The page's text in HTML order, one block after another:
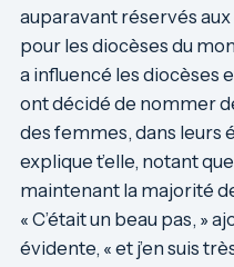
auparavant réservés
pour les diocèses du
a influencé les diocèses
ont décidé de nommer
des femmes, dans leurs
explique t’elle, notant
maintenant la majorité
« C’était un beau pas, »
évidente, « et j’en suis